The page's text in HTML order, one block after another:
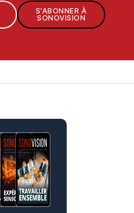
S'ABONNER À
SONOVISION